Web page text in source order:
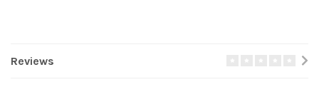
Reviews